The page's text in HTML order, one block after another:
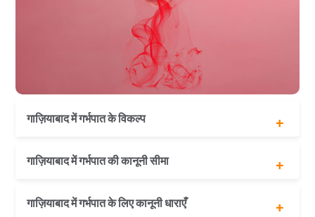
गाज़ियाबाद में गर्भपात के विकल्प
चिकित्सकीय गर्भपात
< सर्जिकल गर्भपात
गाज़ियाबाद में गर्भपात की कानूनी सीमा
एमटीपी संशोधन अधिनियम 2021 के अनुसार
गर्भावस्था के 24 सप्ताह तक गर्भपात कराया जा सकता है।
गाज़ियाबाद में गर्भपात के लिए कानूनी धाराएँ